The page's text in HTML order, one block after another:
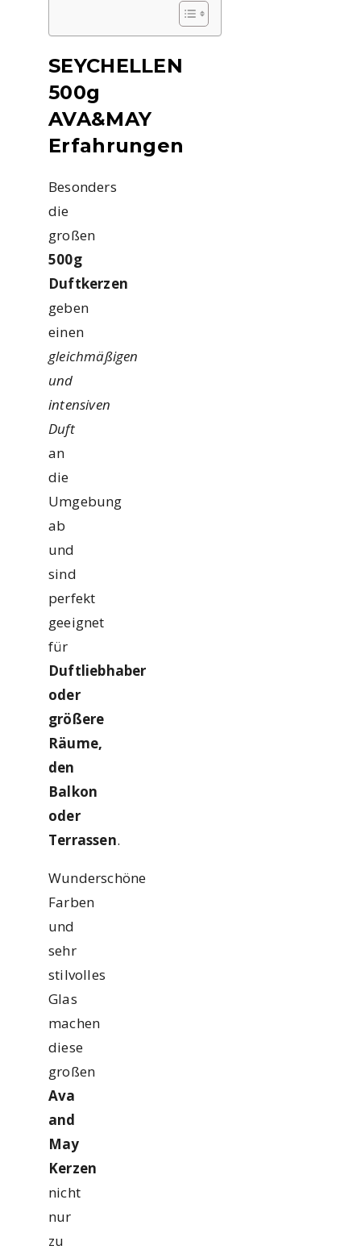
SEYCHELLEN
500g
AVA&MAY
Erfahrungen
Besonders
die
großen
500g
Duftkerzen
geben
einen
gleichmäßigen
und
intensiven
Duft
an
die
Umgebung
ab
und
sind
perfekt
geeignet
für
Duftliebhaber
oder
größere
Räume,
den
Balkon
oder
Terrassen.
Wunderschöne
Farben
und
sehr
stilvolles
Glas
machen
diese
großen
Ava
and
May
Kerzen
nicht
nur
zu